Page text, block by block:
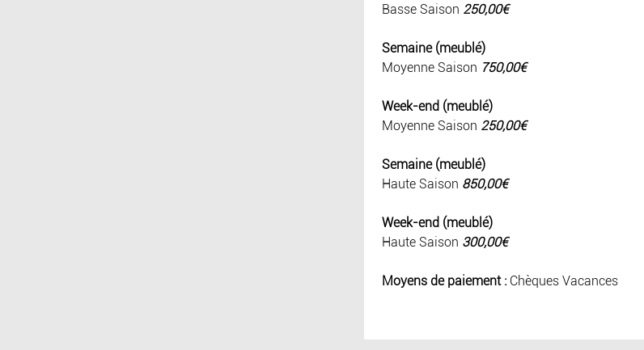
Basse Saison 250,00€
Semaine (meublé)
Moyenne Saison 750,00€
Week-end (meublé)
Moyenne Saison 250,00€
Semaine (meublé)
Haute Saison 850,00€
Week-end (meublé)
Haute Saison 300,00€
Moyens de paiement : Chèques Vacances